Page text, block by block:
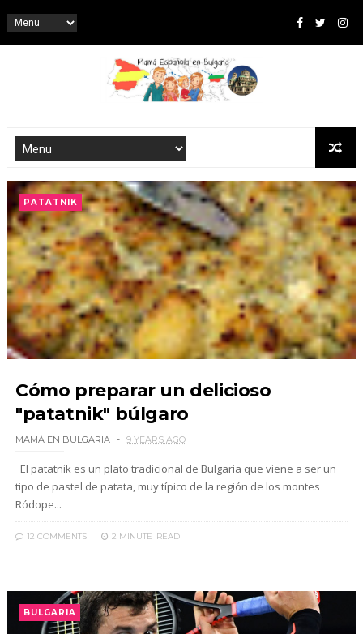
PATATNIK
Cómo preparar un delicioso
"patatnik" búlgaro
MAMÁ EN BULGARIA 9 YEARS AGO
El patatnik es un plato tradicional de Bulgaria que viene a ser un
tipo de pastel de patata, muy típico de la región de los montes
Ródope...
12 COMMENTS 2 MINUTE READ
BULGARIA